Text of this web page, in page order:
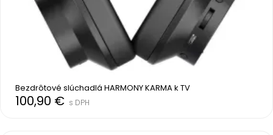
Bezdrôtové slúchadlá HARMONY KARMA k TV
100,90 € s DPH